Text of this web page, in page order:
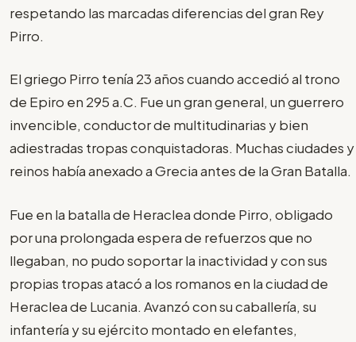
respetando las marcadas diferencias del gran Rey
Pirro.
El griego Pirro tenía 23 años cuando accedió al trono
de Epiro en 295 a.C. Fue un gran general, un guerrero
invencible, conductor de multitudinarias y bien
adiestradas tropas conquistadoras. Muchas ciudades y
reinos había anexado a Grecia antes de la Gran Batalla.
Fue en la batalla de Heraclea donde Pirro, obligado
por una prolongada espera de refuerzos que no
llegaban, no pudo soportar la inactividad y con sus
propias tropas atacó a los romanos en la ciudad de
Heraclea de Lucania. Avanzó con su caballería, su
infantería y su ejército montado en elefantes,